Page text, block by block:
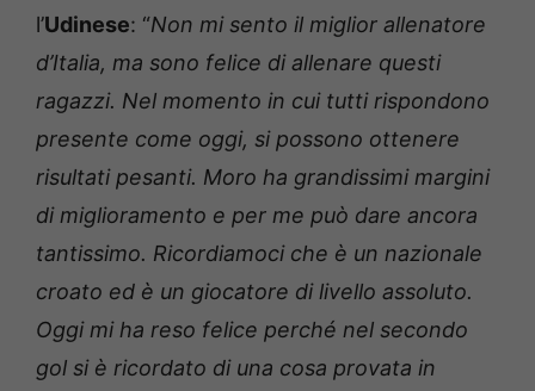
l’Udinese: “Non mi sento il miglior allenatore
d’Italia, ma sono felice di allenare questi
ragazzi. Nel momento in cui tutti rispondono
presente come oggi, si possono ottenere
risultati pesanti. Moro ha grandissimi margini
di miglioramento e per me può dare ancora
tantissimo. Ricordiamoci che è un nazionale
croato ed è un giocatore di livello assoluto.
Oggi mi ha reso felice perché nel secondo
gol si è ricordato di una cosa provata in